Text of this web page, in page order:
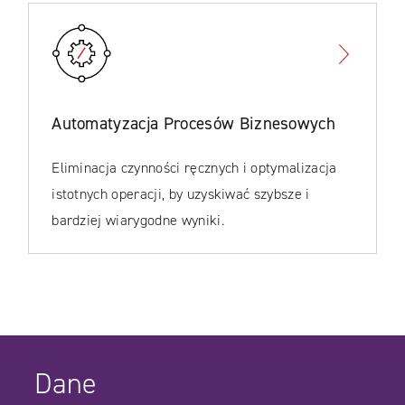
Automatyzacja Procesów Biznesowych
Eliminacja czynności ręcznych i optymalizacja
istotnych operacji, by uzyskiwać szybsze i
bardziej wiarygodne wyniki.
Dane